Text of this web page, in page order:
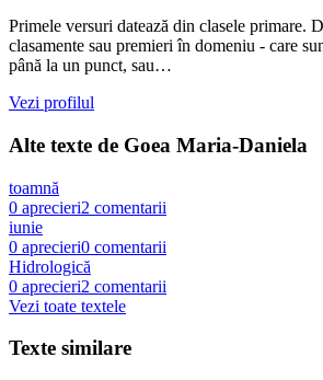
Primele versuri datează din clasele primare.
clasamente sau premieri în domeniu - care
până la un punct, sau…
Vezi profilul
Alte texte de Goea Maria-Daniela
toamnă
0 aprecieri2 comentarii
iunie
0 aprecieri0 comentarii
Hidrologică
0 aprecieri2 comentarii
Vezi toate textele
Texte similare